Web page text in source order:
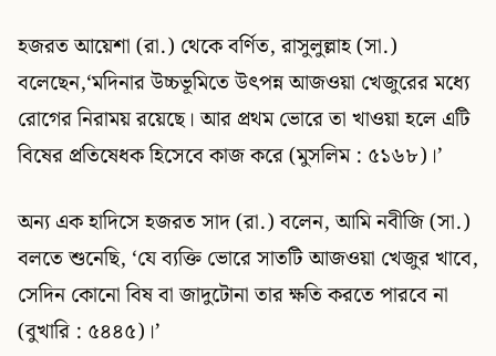
হজরত আয়েশা (রা.) থেকে বর্ণিত, রাসুলুল্লাহ (সা.)
বলেছেন,‘মদিনার উচ্চভূমিতে উৎপন্ন আজওয়া খেজুরের মধ্যে
রোগের নিরাময় রয়েছে। আর প্রথম ভোরে তা খাওয়া হলে এটি
বিষের প্রতিষেধক হিসেবে কাজ করে (মুসলিম : ৫১৬৮)।’
অন্য এক হাদিসে হজরত সাদ (রা.) বলেন, আমি নবীজি (সা.)
বলতে শুনেছি, ‘যে ব্যক্তি ভোরে সাতটি আজওয়া খেজুর খাবে,
সেদিন কোনো বিষ বা জাদুটোনা তার ক্ষতি করতে পারবে না
(বুখারি : ৫৪৪৫)।’